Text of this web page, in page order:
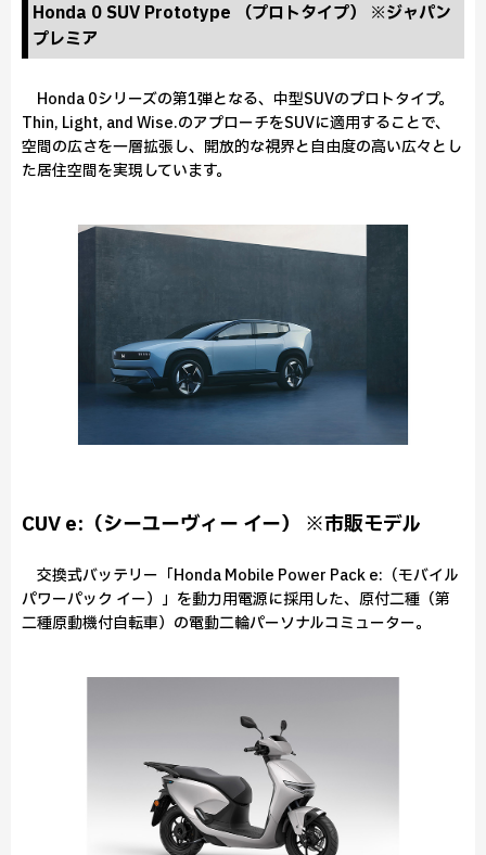
Honda 0 SUV Prototype （プロトタイプ） ※ジャパン
プレミア
Honda 0シリーズの第1弾となる、中型SUVのプロトタイプ。
Thin, Light, and Wise.のアプローチをSUVに適用することで、
空間の広さを一層拡張し、開放的な視界と自由度の高い広々とし
た居住空間を実現しています。
CUV e:（シーユーヴィー イー） ※市販モデル
交換式バッテリー「Honda Mobile Power Pack e:（モバイル
パワーパック イー）」を動力用電源に採用した、原付二種（第
二種原動機付自転車）の電動二輪パーソナルコミューター。